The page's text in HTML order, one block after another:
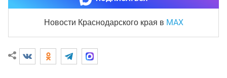
Новости Краснодарского края в MAX